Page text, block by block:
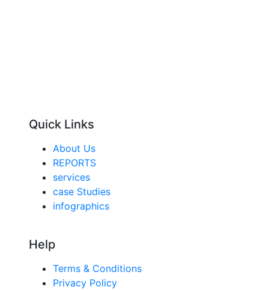
Quick Links
About Us
REPORTS
services
case Studies
infographics
Help
Terms & Conditions
Privacy Policy